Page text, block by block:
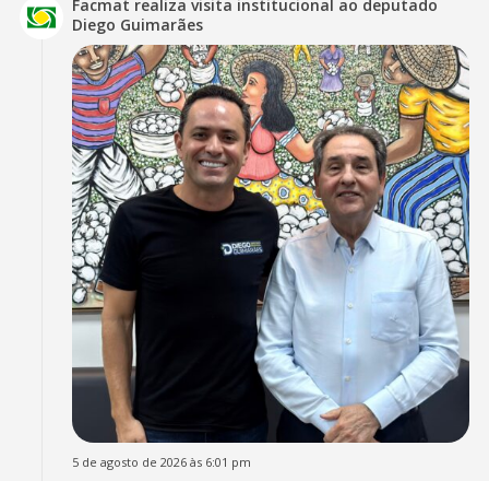
Facmat realiza visita institucional ao deputado
Diego Guimarães
5 de agosto de 2026 às 6:01 pm